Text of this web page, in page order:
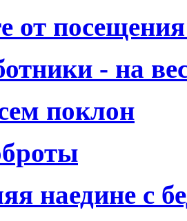
от
- на
поклон
наедине с